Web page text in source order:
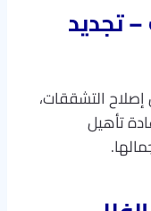
تجديد
التشققات،
تأهيل